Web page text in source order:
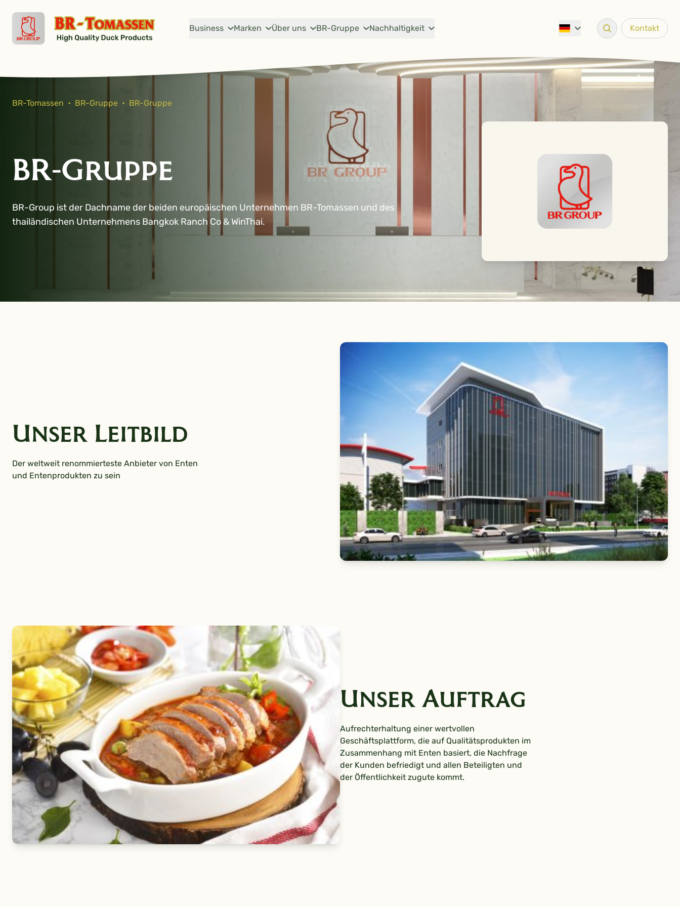
Business Marken Über uns BR-Gruppe Nachhaltigkeit
Suche
Kontakt
BR-Tomassen • BR-Gruppe • BR-Gruppe
BR-Gruppe
BR-Group ist der Dachname der beiden europäischen Unternehmen BR-Tomassen und des
thailändischen Unternehmens Bangkok Ranch Co & WinThai.
Unser Leitbild
Der weltweit renommierteste Anbieter von Enten
und Entenprodukten zu sein
Unser Auftrag
Aufrechterhaltung einer wertvollen
Geschäftsplattform, die auf Qualitätsprodukten im
Zusammenhang mit Enten basiert, die Nachfrage
der Kunden befriedigt und allen Beteiligten und
der Öffentlichkeit zugute kommt.